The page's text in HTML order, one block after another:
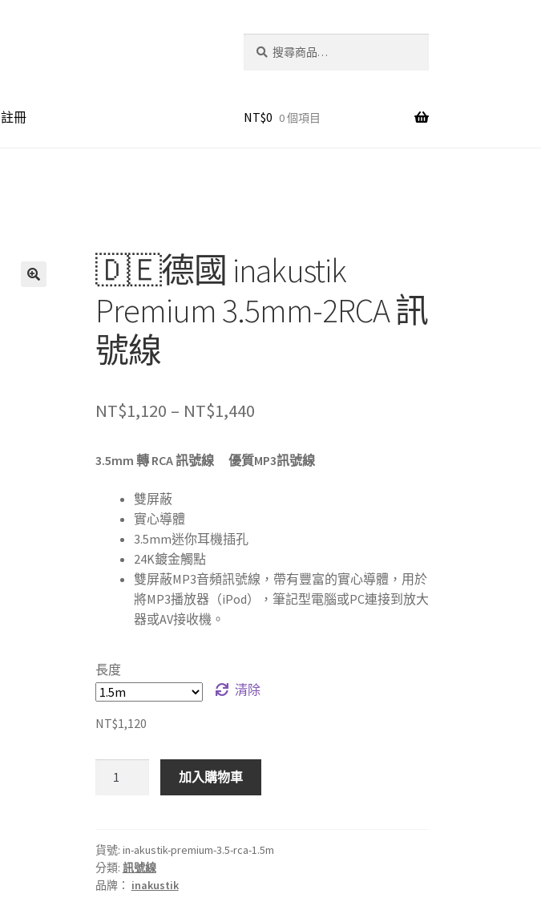
字:
註冊 NT$0 0 個項目
🇩🇪德國 inakustik
Premium 3.5mm-2RCA 訊
號線
NT$1,120 – NT$1,440價
範
NT$1,440
3.5mm 轉 RCA 訊號線 優質MP3訊號線
雙屏蔽
實心導體
3.5mm迷你耳機插孔
24K鍍金觸點
雙屏蔽MP3音頻訊號線，帶有豐富的實心導體，用於
將MP3播放器（iPod），筆記型電腦或PC連接到放大
器或AV接收機。
長度
清除
NT$1,120
Premium
3.5mm-
2RCA
加入購物車
貨號: in-akustik-premium-3.5-rca-1.5m
分類: 訊號線
品牌： inakustik